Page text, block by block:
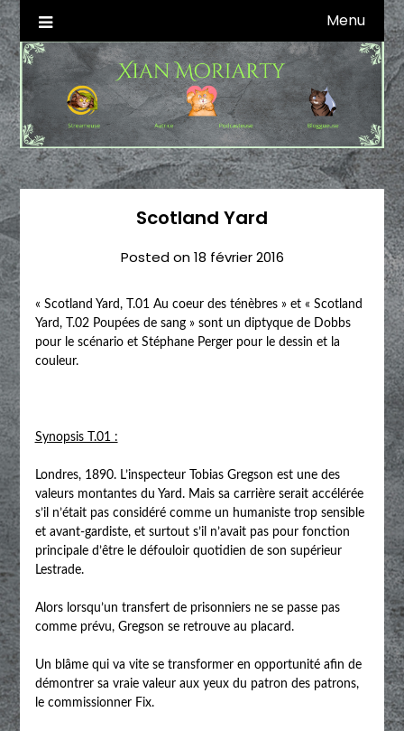
Skip
to
content
Xian Moriarty
Autrice SFFF & Blogueuse & Streameuse Menu
Scotland Yard
Posted on18 février 2016
« Scotland Yard, T.01 Au coeur des ténèbres » et « Scotland
Yard, T.02 Poupées de sang » sont un diptyque de Dobbs
pour le scénario et Stéphane Perger pour le dessin et la
couleur.
Synopsis T.01 :
Londres, 1890. L’inspecteur Tobias Gregson est une des
valeurs montantes du Yard. Mais sa carrière serait accélérée
s’il n’était pas considéré comme un humaniste trop sensible
et avant-gardiste, et surtout s’il n’avait pas pour fonction
principale d’être le défouloir quotidien de son supérieur
Lestrade.
Alors lorsqu’un transfert de prisonniers ne se passe pas
comme prévu, Gregson se retrouve au placard.
Un blâme qui va vite se transformer en opportunité afin de
démontrer sa vraie valeur aux yeux du patron des patrons,
le commissionner Fix.